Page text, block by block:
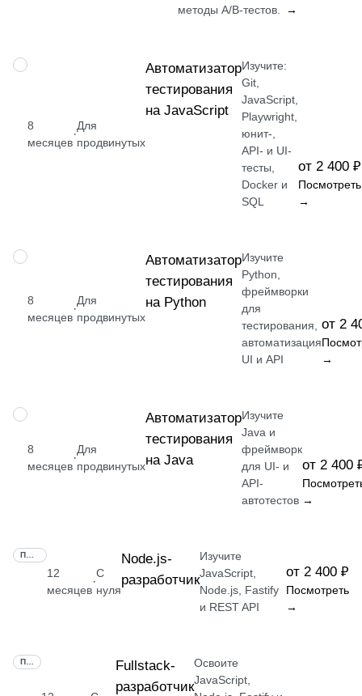
методы A/B-тестов.
→
ПРОФЕССИЯ
8
месяцев
·
Для
продвинутых
Автоматизатор
тестирования
на JavaScript
Изучите:
Git,
JavaScript,
Playwright,
юнит-,
API- и UI-
тесты,
Docker и
SQL
от 2 400 ₽
Посмотреть
→
ПРОФЕССИЯ
8
месяцев
·
Для
продвинутых
Автоматизатор
тестирования
на Python
Изучите
Python,
фреймворки
для
тестирования,
автоматизация
UI и API
от 2
→
ПРОФЕССИЯ
8
месяцев
·
Для
продвинутых
Автоматизатор
тестирования
на Java
Изучите
Java и
фреймворк
для UI- и
API-
автотестов
от 2 400
→
12
месяцев
·
С
нуля
Node.js-
разработчик
Изучите
JavaScript,
Node.js, Fastify
и REST API
от 2 400 ₽
Посмотреть
→
Fullstack-
разработчик
Освоите
JavaScript,